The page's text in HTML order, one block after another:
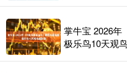
掌牛宝 2026年
极乐鸟10天观